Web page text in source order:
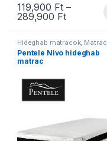
119,900 Ft –
289,900 Ft
Ennek a terméknek
Hideghab matracok,
Ortopéd matracok Pentele
matracok,Szivacs matracok
Pentele Nivo hideghab
matrac